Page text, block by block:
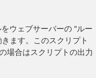
ウェブサーバーの "ルー
ます。このスクリプト
場合はスクリプトの出力